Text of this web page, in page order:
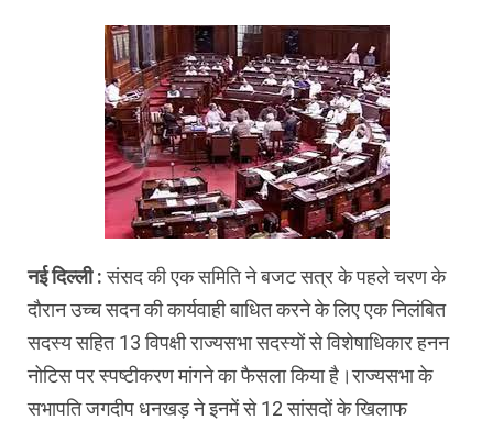
नई दिल्ली :संसद की एक समिति ने बजट सत्र के पहले चरण के
दौरान उच्च सदन की कार्यवाही बाधित करने के लिए एक निलंबित
सदस्य सहित 13 विपक्षी राज्यसभा सदस्यों से विशेषाधिकार हनन
नोटिस पर स्पष्टीकरण मांगने का फैसला किया है।राज्यसभा के
सभापति जगदीप धनखड़ ने इनमें से 12 सांसदों के खिलाफ